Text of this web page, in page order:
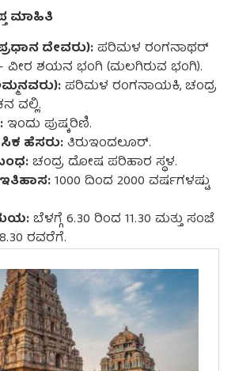
ಮಾಹಿತಿ
ದೇವರು):ಪರಿಮಳ ರಂಗನಾಥರ್
ವೀರ ಶಯನ ಭಂಗಿ (ಮಲಗಿರುವ ಭಂಗಿ).
ಪರಿಮಳ ರಂಗನಾಯಕಿ, ಚಂದ್ರ
ವಲ್ಲಿ.
ಇಂದು ಪುಷ್ಕರಿಣಿ.
ಹೆಸರು:ತಿರುಇಂದಲೂರ್.
ಚಂದ್ರ ದೋಷ ಪರಿಹಾರ ಸ್ಥಳ.
1000 ದಿಂದ 2000 ವರ್ಷಗಳಷ್ಟು
ಬೆಳಗ್ಗೆ 6.30 ರಿಂದ 11.30 ಮತ್ತು ಸಂಜೆ
ರವರೆಗೆ.